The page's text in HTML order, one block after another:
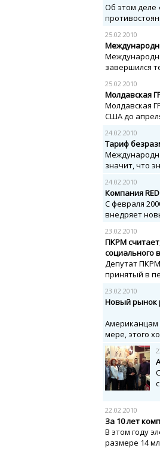
Об этом деле
25.02.2010
завершился
25.02.2010
Молдавская
Молдавская
США до
24.02.2010
Тариф
значит, что
24.02.2010
Компания
С февраля
внедряет
23.02.2010
ПКРМ
социального
Депутат
принятый в
23.02.2010
Новый рынок
Американцам
мере, этого
22.02.2010
За 10 лет
В этом году
размере 14